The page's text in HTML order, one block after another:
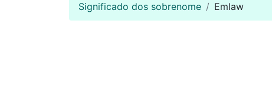
Significado dos sobrenome Emlaw